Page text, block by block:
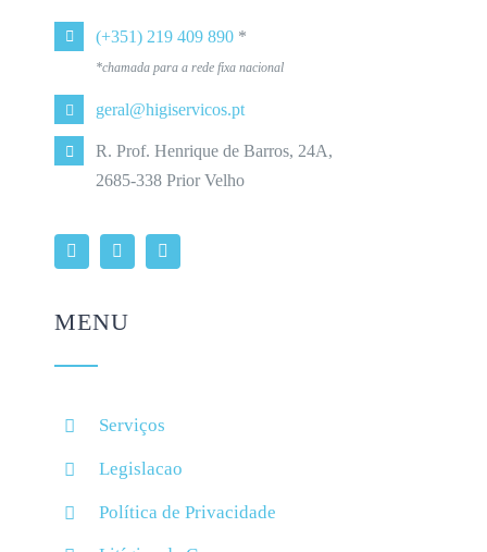
(+351) 219 409 890 *
*chamada para a rede fixa nacional
geral@higiservicos.pt
R. Prof. Henrique de Barros, 24A,
2685-338 Prior Velho
MENU
Serviços
Legislacao
Política de Privacidade